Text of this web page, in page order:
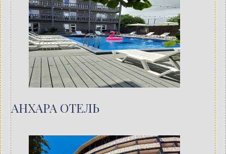
АНХАРА ОТЕЛЬ